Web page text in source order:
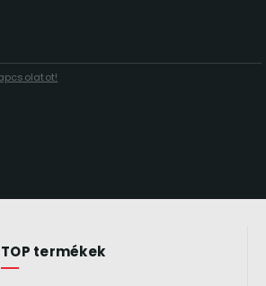
TOP termékek